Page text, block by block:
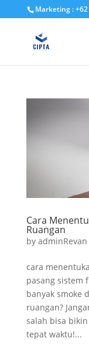
Marketing :
Cara
Ruangan
by adminRevan
cara
pasang sistem
banyak smoke
ruangan?
salah bisa
tepat waktu!...